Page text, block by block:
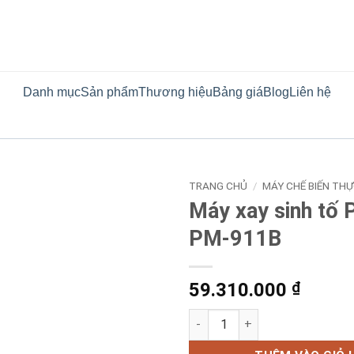
Danh mụcSản phẩmThương hiệuBảng giáBlog Liên hệ
TRANG CHỦ / MÁY CHẾ BIẾN
Máy xay sinh tố
PM-911B
59.310.000 ₫
Máy xay sinh tố Promix PM-